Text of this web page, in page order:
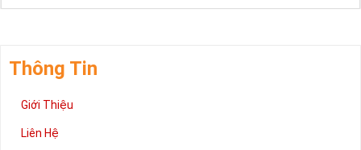
Thông Tin
Giới Thiệu
Liên Hệ